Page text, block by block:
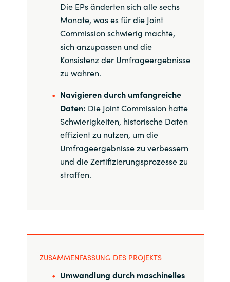
Romania
Serbia
Slovenia
Spain
Sri Lanka
Sweden
Die EPs änderten sich alle sechs
Monate, was es für die Joint
Commission schwierig machte,
sich anzupassen und die
Konsistenz der Umfrageergebnisse
zu wahren.
Navigieren durch umfangreiche
Daten: Die Joint Commission hatte
Schwierigkeiten, historische Daten
effizient zu nutzen, um die
Umfrageergebnisse zu verbessern
und die Zertifizierungsprozesse zu
straffen.
ZUSAMMENFASSUNG DES PROJEKTS
Umwandlung durch maschinelles